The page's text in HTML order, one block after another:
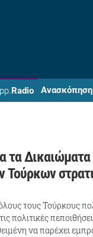
Radio Ανασκόπηση
τα
Τούρκων
τους Τούρκους
πολιτικές
να παρέχει